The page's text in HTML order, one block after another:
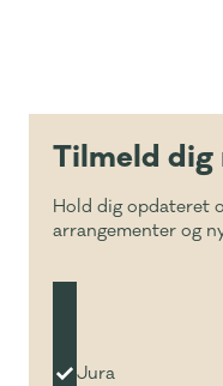
Tilmeld dig
Hold dig opdateret
arrangementer og
Jura